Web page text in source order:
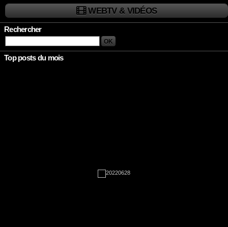
WEBTV & VIDÉOS
Rechercher
Top posts du mois